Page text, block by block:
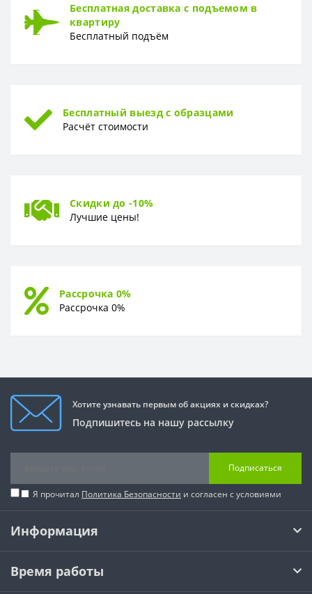
Бесплатная доставка с подъемом в
квартиру
Бесплатный подъём
Бесплатный выезд с образцами
Расчёт стоимости
Скидки до -10%
Лучшие цены!
Рассрочка 0%
Рассрочка 0%
Хотите узнавать первым об акциях и скидках?
Подпишитесь на нашу рассылку
Подписаться
Я прочитал Политика Безопасности и согласен с условиями
Информация
Время работы